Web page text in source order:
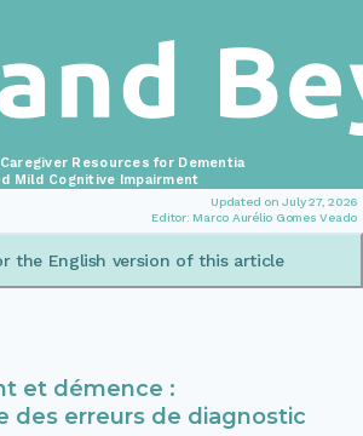
Updated on July 27, 2026
Editor: Marco Aurélio Gomes Veado
Resources for Dementia
Mild Cognitive Impairment
the English version of this article
et démence :
des erreurs de diagnostic